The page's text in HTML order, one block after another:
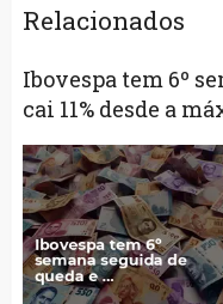
Relacionados
Ibovespa tem 6º
cai 11% desde a